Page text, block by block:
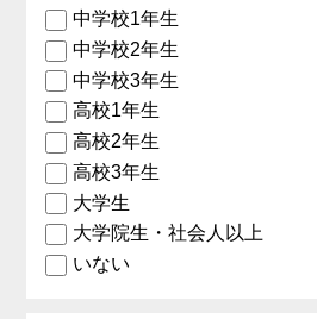
中学校1年生
中学校2年生
中学校3年生
高校1年生
高校2年生
高校3年生
大学生
大学院生・社会人以上
いない